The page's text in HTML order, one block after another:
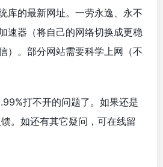
库的最新网址。一劳永逸、永不
速器（将自己的网络切换成更稳
）。部分网站需要科学上网（不
打不开的问题了。如果还是
。如还有其它疑问，可在线留